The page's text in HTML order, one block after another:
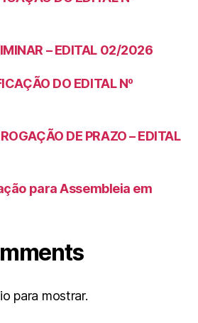
– EDITAL 02/2026
DO EDITAL Nº
DE PRAZO – EDITAL
para Assembleia em
para mostrar.